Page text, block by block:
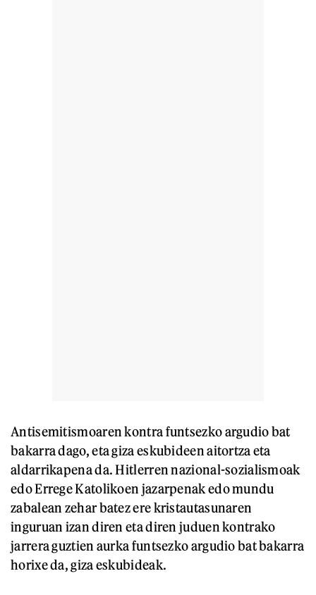
Antisemitismoaren kontra funtsezko argudio bat
bakarra dago, eta giza eskubideen aitortza eta
aldarrikapena da. Hitlerren nazional-sozialismoak
edo Errege Katolikoen jazarpenak edo mundu
zabalean zehar batez ere kristautasunaren
inguruan izan diren eta diren juduen kontrako
jarrera guztien aurka funtsezko argudio bat bakarra
horixe da, giza eskubideak.